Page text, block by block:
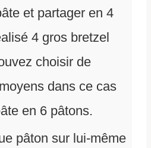
et partager en 4
4 gros bretzel
choisir de
dans ce cas
en 6 pâtons.
pâton sur lui-même